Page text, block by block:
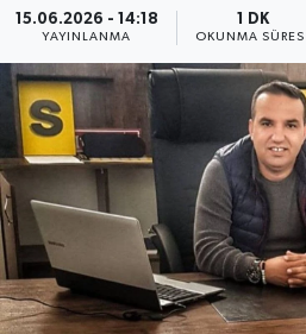
15.06.2026 - 14:18
YAYINLANMA
1 DK
OKUNMA SÜRESI